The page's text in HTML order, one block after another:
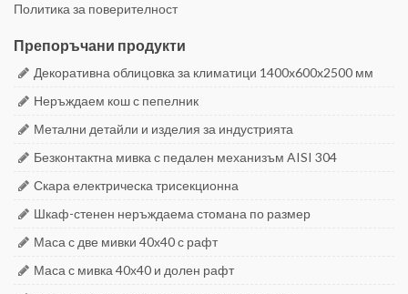
Политика за поверителност
Препоръчани продукти
Декоративна облицовка за климатици 1400x600x2500 мм
Неръждаем кош с пепелник
Метални детайли и изделия за индустрията
Безконтактна мивка с педален механизъм AISI 304
Скара електрическа трисекционна
Шкаф-стенен неръждаема стомана по размер
Маса с две мивки 40х40 с рафт
Маса с мивка 40х40 и долен рафт